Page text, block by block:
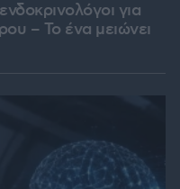
για
– Το ένα μειώνει